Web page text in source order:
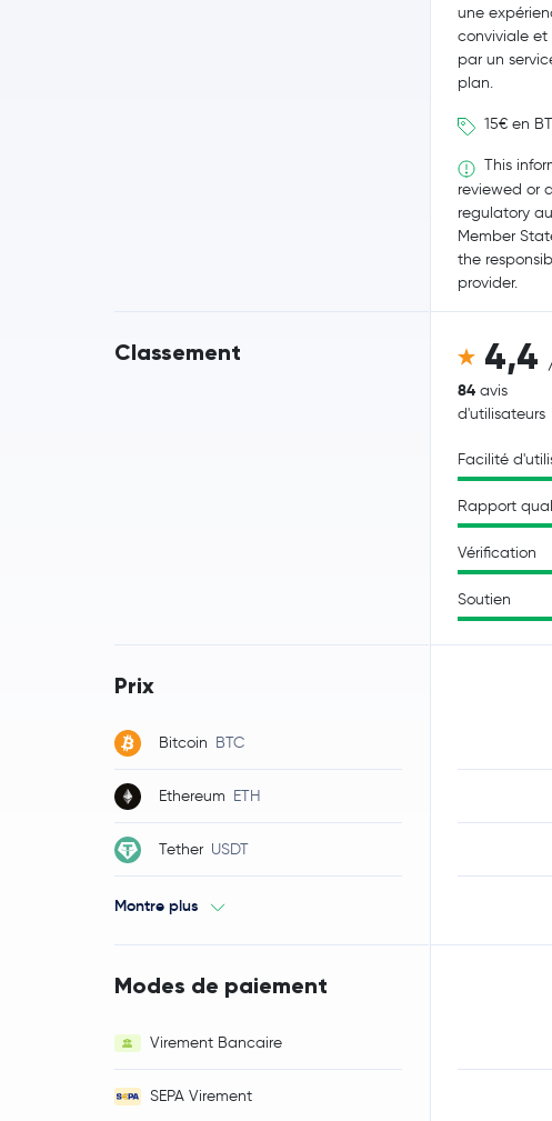
Classement
Prix
Bitcoin BTC
Ethereum ETH
Tether USDT
Montre plus
Modes de paiement
Virement Bancaire
SEPA Virement
une
conviviale et
par un
plan.
15€ en
This
reviewed or
regulatory
Member
the
provider.
4,4
84 avis
d'utilisateurs
Facilité
Rapport
Vérification
Soutien